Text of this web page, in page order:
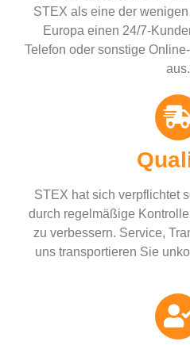
STEX als eine der
Europa einen 24/7-
Telefon oder sonstige
aus.
STEX hat sich verpflichtet
durch regelmäßige
zu verbessern. Service,
uns transportieren Sie